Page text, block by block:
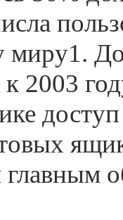
миру1.
2003
главным